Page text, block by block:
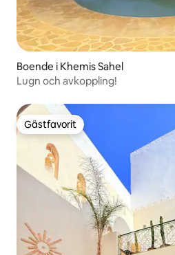
Boende i Khemis Sahel
Lugn och avkoppling!
Gästfavorit
Gästfavorit